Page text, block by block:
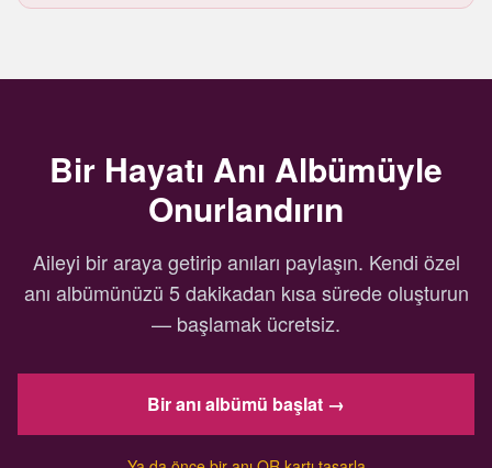
Bir Hayatı Anı Albümüyle
Onurlandırın
Aileyi bir araya getirip anıları paylaşın. Kendi özel
anı albümünüzü 5 dakikadan kısa sürede oluşturun
— başlamak ücretsiz.
Bir anı albümü başlat →